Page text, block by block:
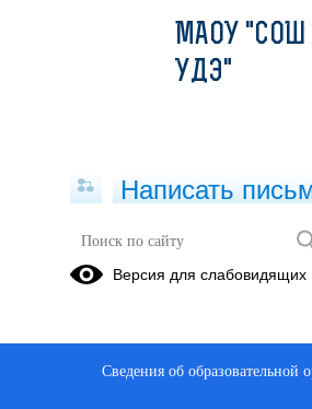
Профилактика рака
МАОУ
УДЭ"
Написать
Версия для слабовидящих
Сведения об образовательной